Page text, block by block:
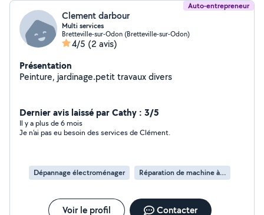
Auto-entrepreneur
Clement darbour
Multi services
Bretteville-sur-Odon (Bretteville-sur-Odon)
4/5 (2 avis)
Présentation
Peinture, jardinage.petit travaux divers
Dernier avis laissé par Cathy : 3/5
Il y a plus de 6 mois
Je n'ai pas eu besoin des services de Clément.
Dépannage électroménager Réparation de machine à laver
Voir le profil Contacter